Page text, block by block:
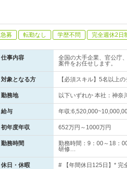
急募 転勤なし 学歴不問 完全週休2日
仕事内容
全国の大手企業、官公庁
案件をお任せします。
対象となる方 【必須スキル】5名以上
勤務地 以下いずれか 本社：神
給与 年収
初年度年収 652万円～1000万円
勤務時間
勤務時間：9：00～18：
研修…
休日・休暇 # 【年間休日125日】* 完